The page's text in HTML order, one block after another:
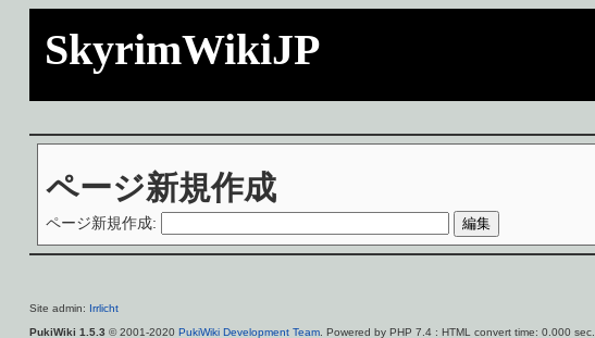
SkyrimWikiJP
ページ新規作成
ページ新規作成:
Site admin: Irrlicht
PukiWiki 1.5.3 © 2001-2020 PukiWiki Development Team. Powered by PHP 7.4 : HTML convert time: 0.000 sec.